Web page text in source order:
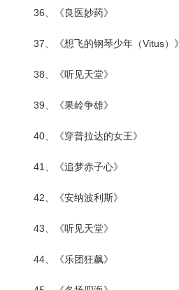
36、《良医妙药》
37、《想飞的钢琴少年（Vitus）》
38、《听见天堂》
39、《果岭争雄》
40、《穿普拉达的女王》
41、《追梦赤子心》
42、《安纳波利斯》
43、《听见天堂》
44、《乐团狂飙》